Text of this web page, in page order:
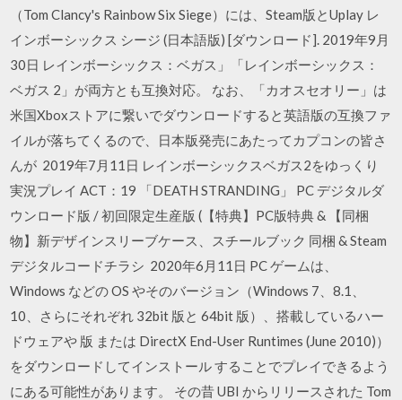
（Tom Clancy's Rainbow Six Siege）には、Steam版とUplay レ
インボーシックス シージ (日本語版) [ダウンロード]. 2019年9月
30日 レインボーシックス：ベガス」「レインボーシックス：
ベガス 2」が両方とも互換対応。 なお、「カオスセオリー」は
米国Xboxストアに繋いでダウンロードすると英語版の互換ファ
イルが落ちてくるので、日本版発売にあたってカプコンの皆さ
んが 2019年7月11日 レインボーシックスベガス2をゆっくり
実況プレイ ACT：19 「DEATH STRANDING」 PC デジタルダ
ウンロード版 / 初回限定生産版 (【特典】PC版特典 & 【同梱
物】新デザインスリーブケース、スチールブック 同梱 & Steam
デジタルコードチラシ 2020年6月11日 PC ゲームは、
Windows などの OS やそのバージョン（Windows 7、8.1、
10、さらにそれぞれ 32bit 版と 64bit 版）、搭載しているハー
ドウェアや 版 または DirectX End-User Runtimes (June 2010)）
をダウンロードしてインストール することでプレイできるよう
にある可能性があります。 その昔 UBI からリリースされた Tom